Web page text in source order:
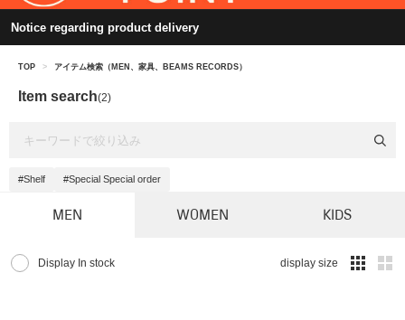
Notice regarding product delivery
TOP > アイテム検索（MEN、家具、BEAMS RECORDS）
Item search(2)
#Shelf #Special Special order
MEN WOMEN KIDS
Display In stock display size